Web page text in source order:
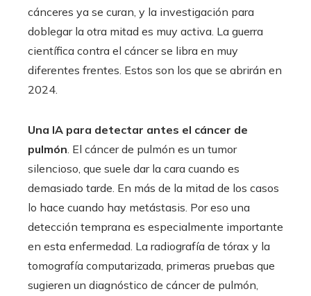
cánceres ya se curan, y la investigación para
doblegar la otra mitad es muy activa. La guerra
científica contra el cáncer se libra en muy
diferentes frentes. Estos son los que se abrirán en
2024.
Una IA para detectar antes el cáncer de
pulmón . El cáncer de pulmón es un tumor
silencioso, que suele dar la cara cuando es
demasiado tarde. En más de la mitad de los casos
lo hace cuando hay metástasis. Por eso una
detección temprana es especialmente importante
en esta enfermedad. La radiografía de tórax y la
tomografía computarizada, primeras pruebas que
sugieren un diagnóstico de cáncer de pulmón,